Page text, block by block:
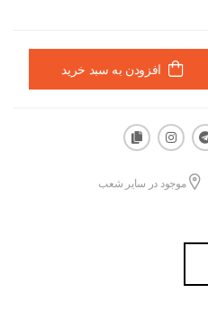
افزودن به سبد خرید
موجود در سایر شعب